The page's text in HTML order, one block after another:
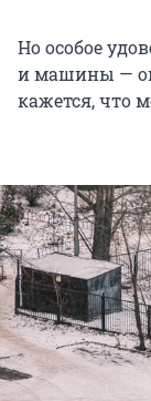
Но особое
и машины —
кажется, что